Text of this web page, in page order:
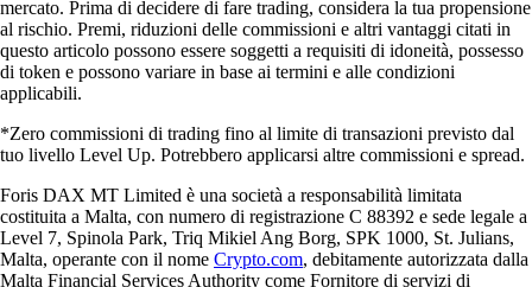
mercato. Prima di decidere di fare trading, considera la tua propensione
al rischio. Premi, riduzioni delle commissioni e altri vantaggi citati in
questo articolo possono essere soggetti a requisiti di idoneità, possesso
di token e possono variare in base ai termini e alle condizioni
applicabili.
*Zero commissioni di trading fino al limite di transazioni previsto dal
tuo livello Level Up. Potrebbero applicarsi altre commissioni e spread.
Foris DAX MT Limited è una società a responsabilità limitata
costituita a Malta, con numero di registrazione C 88392 e sede legale a
Level 7, Spinola Park, Triq Mikiel Ang Borg, SPK 1000, St. Julians,
Malta, operante con il nome Crypto.com, debitamente autorizzata dalla
Malta Financial Services Authority come Fornitore di servizi di